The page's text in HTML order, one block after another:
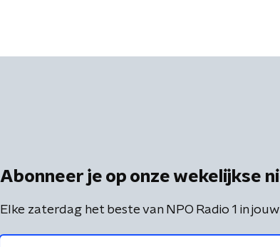
Abonneer je op onze wekelijkse
Elke zaterdag het beste van NPO Radio 1 in